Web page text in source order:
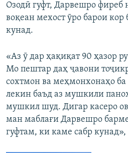
Озодӣ гуфт, Дарвешро фиреб
воқеан мехост ӯро барои кор
кунад.
«Аз ӯ дар ҳақиқат 90 ҳазор
Мо пештар даҳ ҷавони
сохтмон ва меҳмонхонаҳо
лекин баъд аз мушкили
мушкил шуд. Дигар касеро
ман маблағи Дарвешро
гуфтам, ки каме сабр кунад»,